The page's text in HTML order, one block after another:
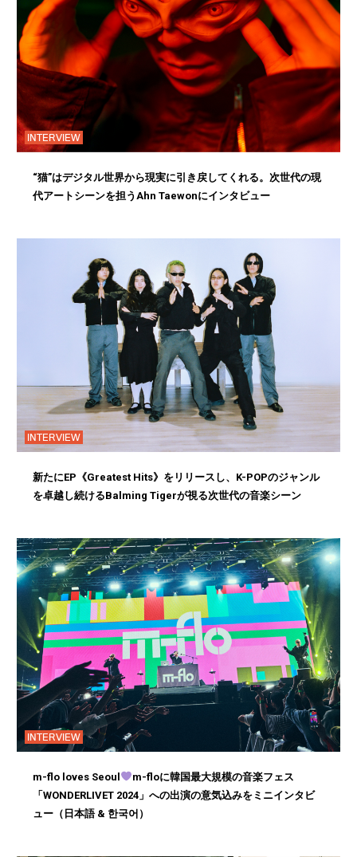
INTERVIEW
“猫”はデジタル世界から現実に引き戻してくれる。次世代の現
代アートシーンを担うAhn Taewonにインタビュー
INTERVIEW
新たにEP《Greatest Hits》をリリースし、K-POPのジャンル
を卓越し続けるBalming Tigerが視る次世代の音楽シーン
INTERVIEW
m-flo loves Seoul
m-floに韓国最大規模の音楽フェス
「WONDERLIVET 2024」への出演の意気込みをミニインタビ
ュー（日本語 & 한국어）